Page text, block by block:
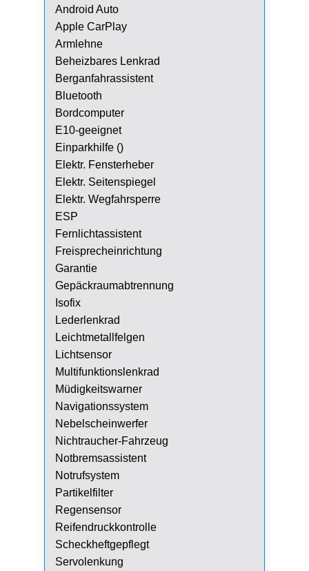
Android Auto
Apple CarPlay
Armlehne
Beheizbares Lenkrad
Berganfahrassistent
Bluetooth
Bordcomputer
E10-geeignet
Einparkhilfe ()
Elektr. Fensterheber
Elektr. Seitenspiegel
Elektr. Wegfahrsperre
ESP
Fernlichtassistent
Freisprecheinrichtung
Garantie
Gepäckraumabtrennung
Isofix
Lederlenkrad
Leichtmetallfelgen
Lichtsensor
Multifunktionslenkrad
Müdigkeitswarner
Navigationssystem
Nebelscheinwerfer
Nichtraucher-Fahrzeug
Notbremsassistent
Notrufsystem
Partikelfilter
Regensensor
Reifendruckkontrolle
Scheckheftgepflegt
Servolenkung